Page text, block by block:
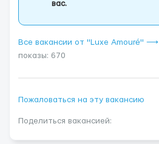
вас.
Все вакансии от "Luxe Amouré" ⟶
показы: 670
Пожаловаться на эту вакансию
Поделиться вакансией: